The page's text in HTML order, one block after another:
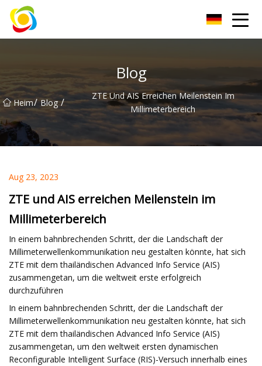
Blog
Heim/ Blog /
ZTE Und AIS Erreichen Meilenstein Im
Millimeterbereich
Aug 23, 2023
ZTE und AIS erreichen Meilenstein im
Millimeterbereich
In einem bahnbrechenden Schritt, der die Landschaft der
Millimeterwellenkommunikation neu gestalten könnte, hat sich
ZTE mit dem thailändischen Advanced Info Service (AIS)
zusammengetan, um die weltweit erste erfolgreich
durchzuführen
In einem bahnbrechenden Schritt, der die Landschaft der
Millimeterwellenkommunikation neu gestalten könnte, hat sich
ZTE mit dem thailändischen Advanced Info Service (AIS)
zusammengetan, um den weltweit ersten dynamischen
Reconfigurable Intelligent Surface (RIS)-Versuch innerhalb eines